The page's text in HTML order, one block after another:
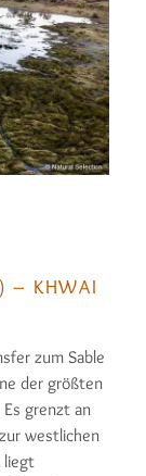
– KHWAI
zum Sable
der größten
grenzt an
westlichen
liegt